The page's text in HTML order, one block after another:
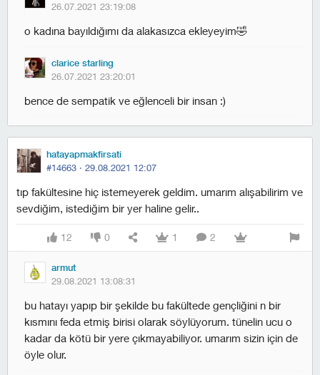
26.07.2021 23:19:08
o kadına bayıldığımı da alakasızca ekleyeyim🤣
clarice starling
26.07.2021 23:20:01
bence de sempatik ve eğlenceli bir insan :)
hatayapmakfirsati
#14663 · 29.08.2021 12:07
tıp fakültesine hiç istemeyerek geldim. umarım alışabilirim ve
sevdiğim, istediğim bir yer haline gelir..
12 0 1 2
armut
29.08.2021 13:08:31
bu hatayı yapıp bir şekilde bu fakültede gençliğini n bir
kısmını feda etmiş birisi olarak söylüyorum. tünelin ucu o
kadar da kötü bir yere çıkmayabiliyor. umarım sizin için de
öyle olur.